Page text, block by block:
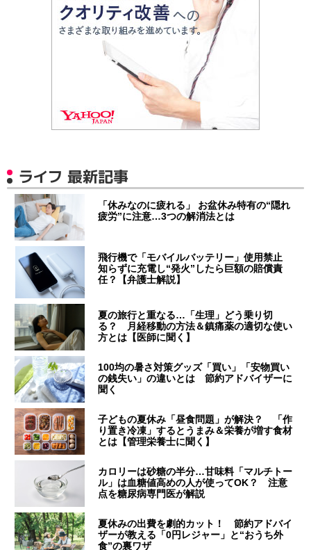
ライフ 最新記事
「休みなのに疲れる」 お盆休み特有の“隠れ
疲労”に注意…3つの解消法とは
飛行機で「モバイルバッテリー」使用禁止
知らずに充電し“発火”したら巨額の賠償責
任？【弁護士解説】
夏の旅行と重なる…「生理」どう乗り切
る？ 月経移動の方法＆鎮痛薬の適切な使い
方とは【医師に聞く】
100均の暑さ対策グッズ「買い」「安物買い
の銭失い」の違いとは 節約アドバイザーに
聞く
子どもの夏休み「昼食問題」が解決？ 「作
り置き冷凍」するとうまみ＆栄養が増す食材
とは【管理栄養士に聞く】
カロリーは砂糖の半分…甘味料「マルチトー
ル」は血糖値高めの人が使ってOK？ 注意
点を糖尿病専門医が解説
夏休みの出費を劇的カット！ 節約アドバイ
ザーが教える「0円レジャー」と“おうち外
食”の裏ワザ